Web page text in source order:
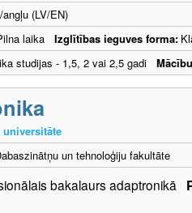
(LV/EN)
laika Izglītības ieguves forma:
studijas - 1,5, 2 vai 2,5 gadi
universitāte
un tehnoloģiju fakultāte
bakalaurs adaptronikā